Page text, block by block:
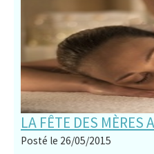
LA FÊTE DES MÈRES
Posté le 26/05/2015